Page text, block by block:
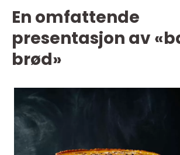
En omfattende
presentasjon av
brød»